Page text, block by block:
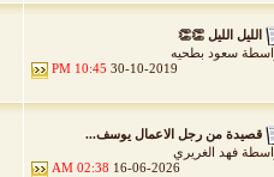
الليل الليل 👏👏
سعود بطحيه
30-10-2019
10:45 PM
قصيدة من رجل الاعمال يوسف...
فهد الغريري
16-06-2026
02:38 AM